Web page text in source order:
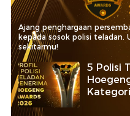
Ajang penghargaan
kepada sosok polisi teladan.
sekitarmu!
5 Polisi